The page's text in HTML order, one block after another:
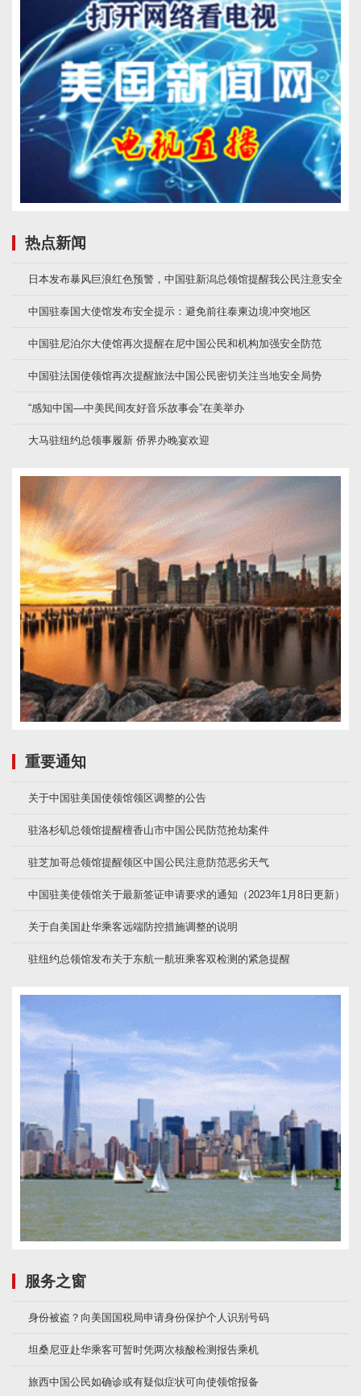
热点新闻
日本发布暴风巨浪红色预警，中国驻新潟总领馆提醒我公民注意安全
中国驻泰国大使馆发布安全提示：避免前往泰柬边境冲突地区
中国驻尼泊尔大使馆再次提醒在尼中国公民和机构加强安全防范
中国驻法国使领馆再次提醒旅法中国公民密切关注当地安全局势
“感知中国—中美民间友好音乐故事会”在美举办
大马驻纽约总领事履新 侨界办晚宴欢迎
重要通知
关于中国驻美国使领馆领区调整的公告
驻洛杉矶总领馆提醒檀香山市中国公民防范抢劫案件
驻芝加哥总领馆提醒领区中国公民注意防范恶劣天气
中国驻美使领馆关于最新签证申请要求的通知（2023年1月8日更新）
关于自美国赴华乘客远端防控措施调整的说明
驻纽约总领馆发布关于东航一航班乘客双检测的紧急提醒
服务之窗
身份被盗？向美国国税局申请身份保护个人识别号码
坦桑尼亚赴华乘客可暂时凭两次核酸检测报告乘机
旅西中国公民如确诊或有疑似症状可向使领馆报备